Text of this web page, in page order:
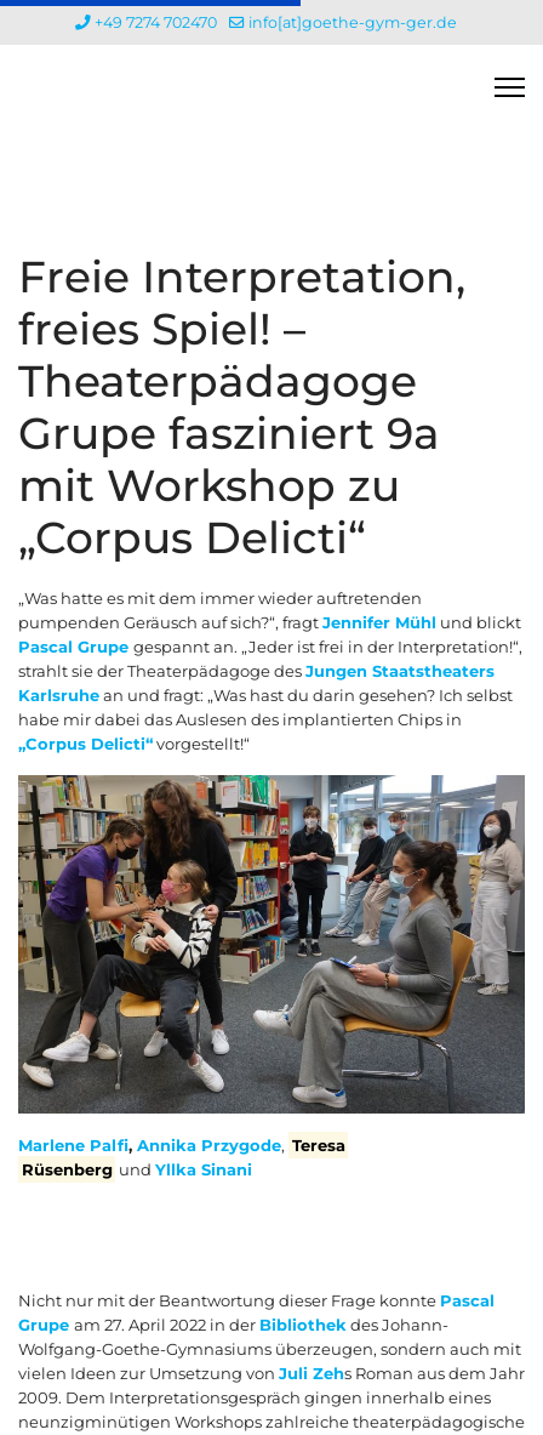
+49 7274 702470 info[at]goethe-gym-ger.de
Freie Interpretation,
freies Spiel! –
Theaterpädagoge
Grupe fasziniert 9a
mit Workshop zu
„Corpus Delicti“
„Was hatte es mit dem immer wieder auftretenden
pumpenden Geräusch auf sich?“, fragtJennifer Mühl und blickt
Pascal Grupe gespannt an. „Jeder ist frei in der Interpretation!“,
strahlt sie der Theaterpädagoge desJungen Staatstheaters
Karlsruhean und fragt: „Was hast du darin gesehen? Ich selbst
habe mir dabei das Auslesen des implantierten Chips in
„Corpus Delicti“vorgestellt!“
Marlene Palfi, Annika Przygode, Teresa
Rüsenberg undYllka Sinani
Nicht nur mit der Beantwortung dieser Frage konnte Pascal
Grupe am 27. April 2022 in der Bibliothek des Johann-
Wolfgang-Goethe-Gymnasiums überzeugen, sondern auch mit
vielen Ideen zur Umsetzung von Juli Zehs Roman aus dem Jahr
2009. Dem Interpretationsgespräch gingen innerhalb eines
neunzigminütigen Workshops zahlreiche theaterpädagogische